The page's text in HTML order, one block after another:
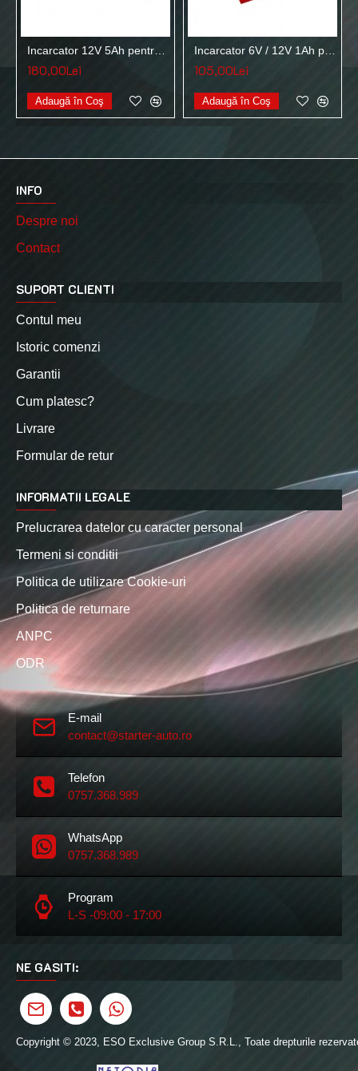
180,00Lei
Adaugă în Coş
105,00Lei
Adaugă în Coş
INFO
Despre noi
Contact
SUPORT CLIENTI
Contul meu
Istoric comenzi
Garantii
Cum platesc?
Livrare
Formular de retur
INFORMATII LEGALE
Prelucrarea datelor cu caracter personal
Termeni si conditii
Politica de utilizare Cookie-uri
Politica de returnare
ANPC
ODR
E-mail
contact@starter-auto.ro
Telefon
0757.368.989
WhatsApp
0757.368.989
Program
L-S -09:00 - 17:00
NE GASITI:
Copyright © 2023, ESO Exclusive Group S.R.L., Toate drepturile